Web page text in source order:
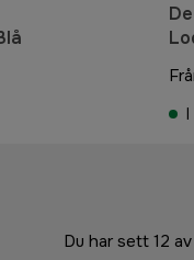
I
Du har sett 12